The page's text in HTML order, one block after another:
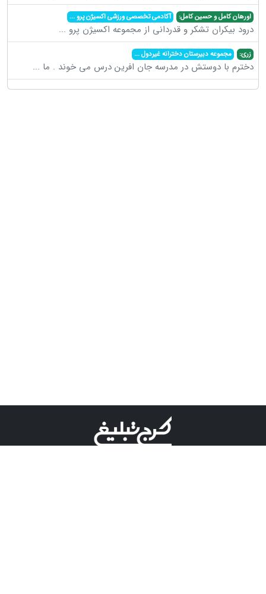
اورهان کامل و حسین کامل: آکادمی تخصصی ورزشی اکسیژن پرو...
درود بیکران تشکر و قدردانی از مجموعه اکسیژن پرو ...
زری: مجموعه دبیرستان دخترانه غیردول...
دخترم با دوستش در مدرسه جان افرین درس می خوند . ما ...